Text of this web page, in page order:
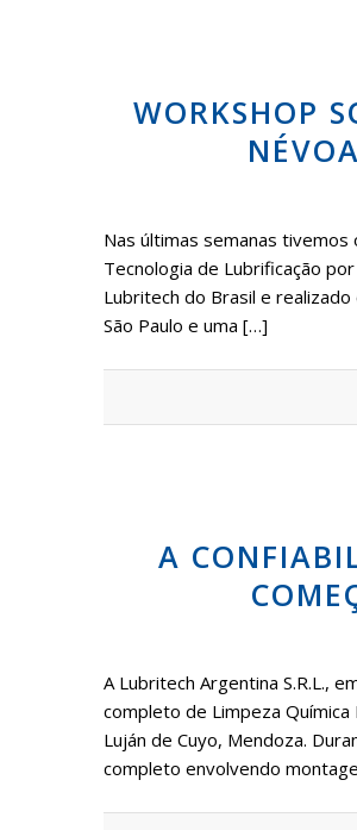
WORKSHOP
Nas últimas semanas
Tecnologia de Lubrificação
Lubritech do Brasil e
São Paulo e uma […]
A
A Lubritech Argentina S.R.L.,
completo de Limpeza
Luján de Cuyo, Mendoza.
completo envolvendo